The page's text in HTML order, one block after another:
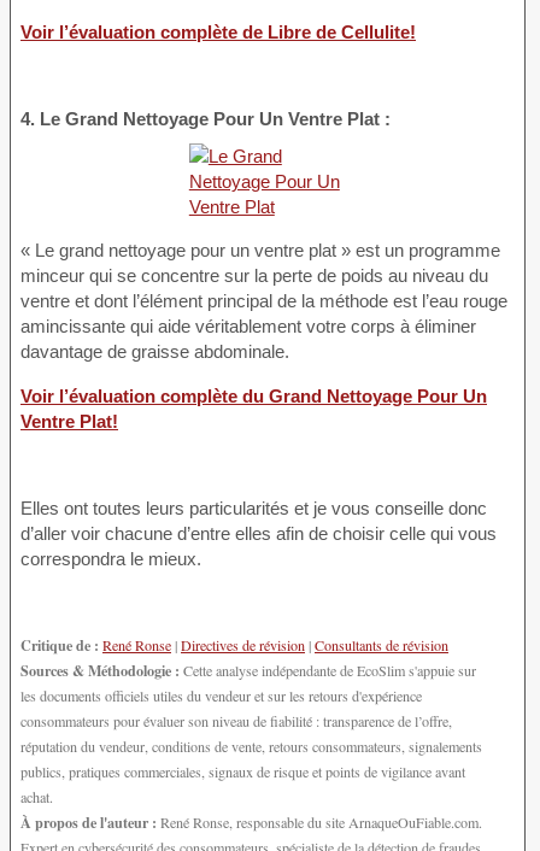
Voir l’évaluation complète de Libre de Cellulite!
4. Le Grand Nettoyage Pour Un Ventre Plat :
« Le grand nettoyage pour un ventre plat » est un programme
minceur qui se concentre sur la perte de poids au niveau du
ventre et dont l’élément principal de la méthode est l’eau rouge
amincissante qui aide véritablement votre corps à éliminer
davantage de graisse abdominale.
Voir l’évaluation complète du Grand Nettoyage Pour Un
Ventre Plat!
Elles ont toutes leurs particularités et je vous conseille donc
d’aller voir chacune d’entre elles afin de choisir celle qui vous
correspondra le mieux.
Critique de : René Ronse|Directives de révision|Consultants de révision
Sources & Méthodologie : Cette analyse indépendante de EcoSlim s'appuie sur
les documents officiels utiles du vendeur et sur les retours d'expérience
consommateurs pour évaluer son niveau de fiabilité : transparence de l’offre,
réputation du vendeur, conditions de vente, retours consommateurs, signalements
publics, pratiques commerciales, signaux de risque et points de vigilance avant
achat.
À propos de l'auteur : René Ronse, responsable du site ArnaqueOuFiable.com.